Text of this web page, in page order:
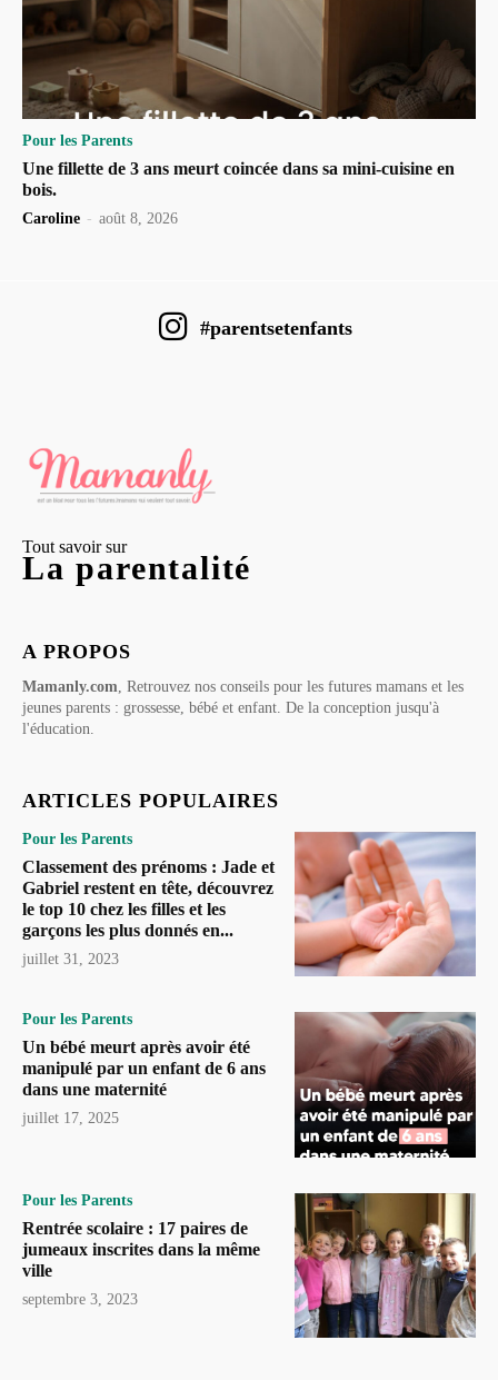
Pour les Parents
Une fillette de 3 ans meurt coincée dans sa mini-cuisine en
bois.
Caroline - août 8, 2026
#parentsetenfants
Tout savoir sur
La parentalité
A PROPOS
Mamanly.com , Retrouvez nos conseils pour les futures mamans et les
jeunes parents : grossesse, bébé et enfant. De la conception jusqu'à
l'éducation.
ARTICLES POPULAIRES
Pour les Parents
Classement des prénoms : Jade et
Gabriel restent en tête, découvrez
le top 10 chez les filles et les
garçons les plus donnés en...
juillet 31, 2023
Pour les Parents
Un bébé meurt après avoir été
manipulé par un enfant de 6 ans
dans une maternité
juillet 17, 2025
Pour les Parents
Rentrée scolaire : 17 paires de
jumeaux inscrites dans la même
ville
septembre 3, 2023